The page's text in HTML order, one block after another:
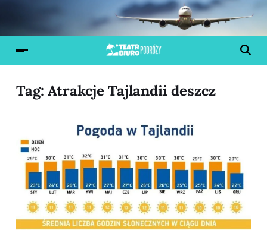
Tag: Atrakcje Tajlandii deszcz